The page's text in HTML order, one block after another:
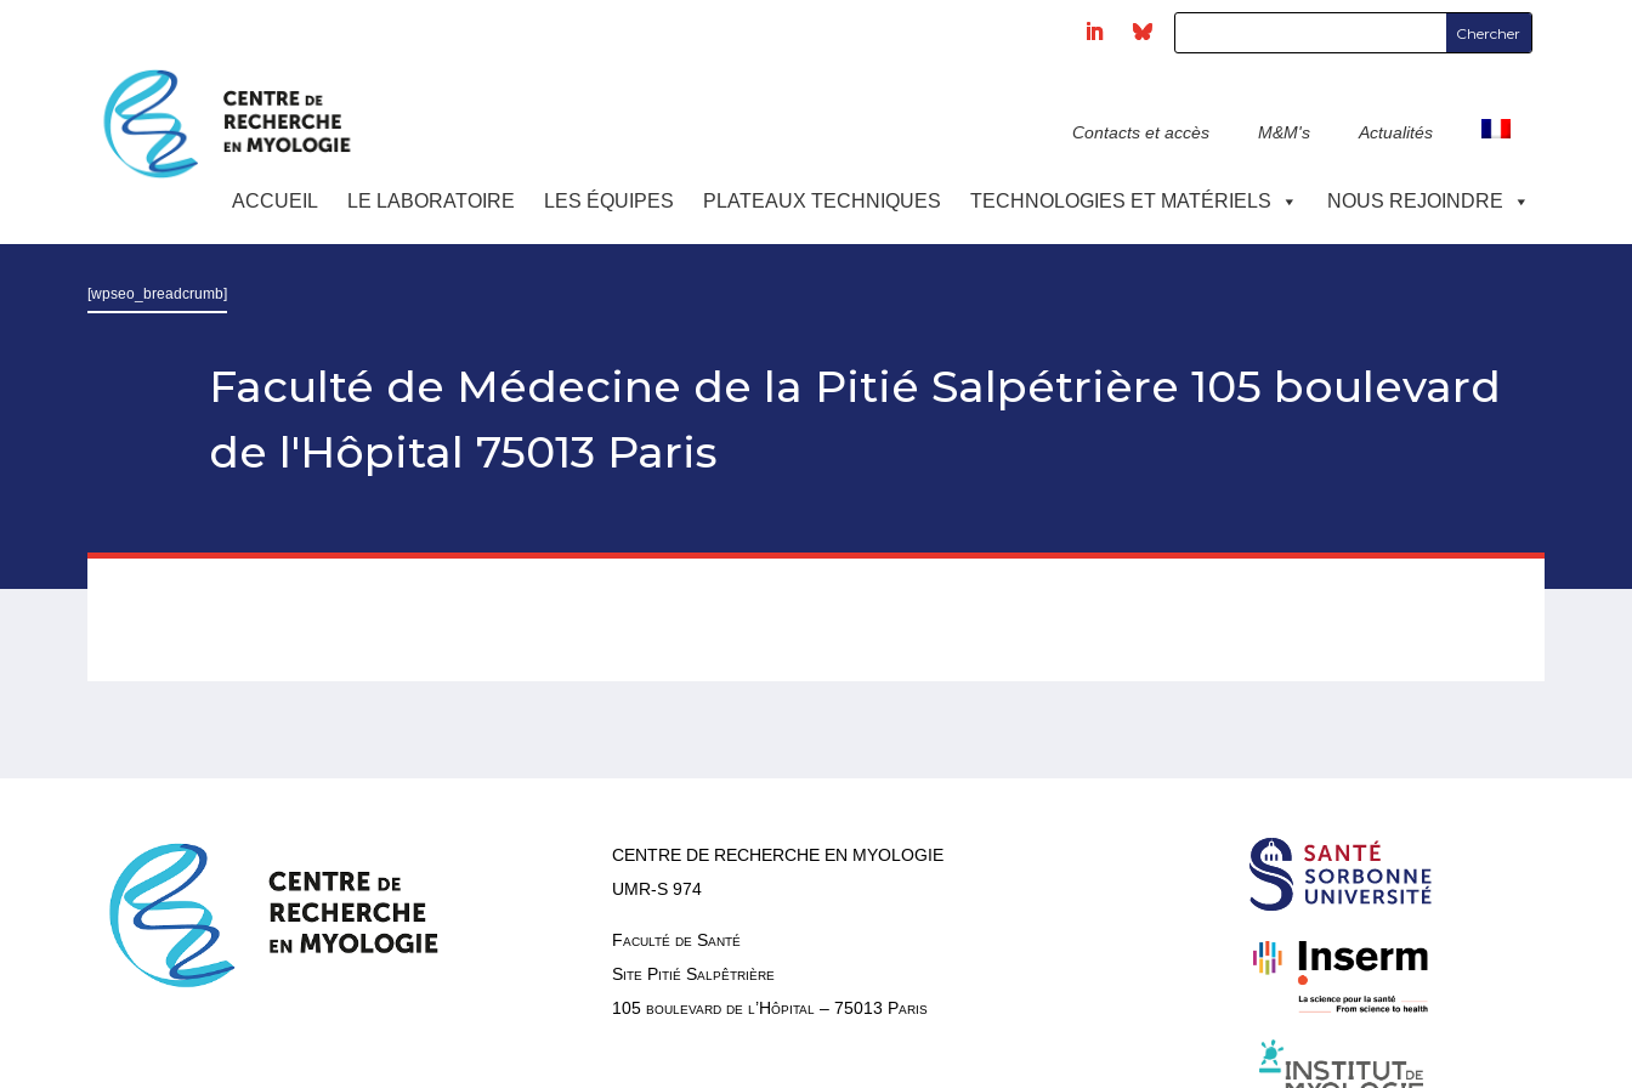
Contacts et accès M&M's Actualités
ACCUEIL LE LABORATOIRE LES ÉQUIPES PLATEAUX TECHNIQUES TECHNOLOGIES ET MATÉRIELS NOUS REJOINDRE
[wpseo_breadcrumb]
Faculté de Médecine de la Pitié Salpétrière 105 boulevard
de l'Hôpital 75013 Paris
CENTRE DE RECHERCHE EN MYOLOGIE
UMR-S 974
Faculté de Santé
Site Pitié Salpêtrière
105 boulevard de l’Hôpital – 75013 Paris